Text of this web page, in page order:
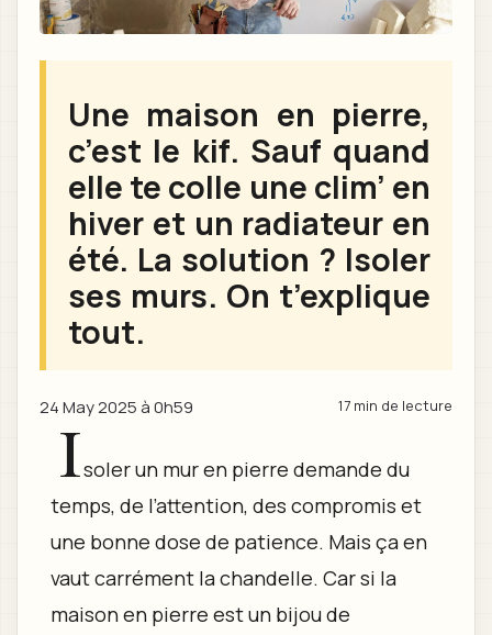
Une maison en pierre,
c’est le kif. Sauf quand
elle te colle une clim’ en
hiver et un radiateur en
été. La solution ? Isoler
ses murs. On t’explique
tout.
24 May 2025 à 0h59 17 min de lecture
Isoler un mur en pierre demande du
temps, de l’attention, des compromis et
une bonne dose de patience. Mais ça en
vaut carrément la chandelle. Car si la
maison en pierre est un bijou de